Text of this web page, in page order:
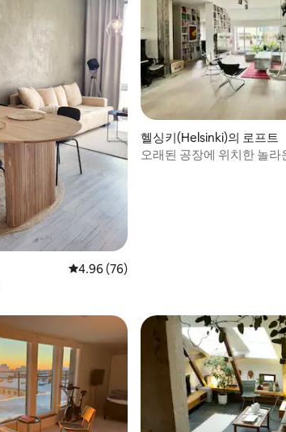
평점 4.96점(5점 만점), 후기 76개
4.96 (76)
헬싱키(Helsinki)의 로프트
오래된 공장에 위치한 놀라